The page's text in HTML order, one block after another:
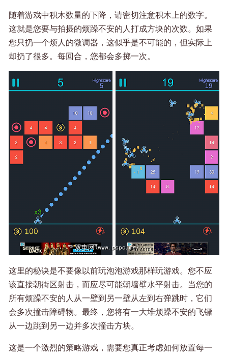
随着游戏中积木数量的下降，请密切注意积木上的数字。
这就是您要与拍摄的烦躁不安的人打成方块的次数。如果
您只扔一个烦人的微调器，这似乎是不可能的，但实际上
却扔了很多。每回合，您都会多掷一次。
这里的秘诀是不要像以前玩泡泡游戏那样玩游戏。您不应
该直接朝街区射击，而应尽可能朝墙壁水平射击。当您的
所有烦躁不安的人从一壁到另一壁从左到右弹跳时，它们
会多次撞击障碍物。最终，您将有一大堆烦躁不安的飞镖
从一边跳到另一边并多次撞击方块。
这是一个激烈的策略游戏，需要您真正考虑如何放置每一